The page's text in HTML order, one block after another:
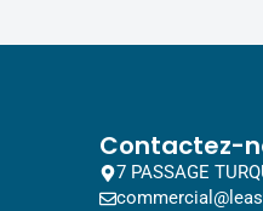
Contactez-
7 PASSAGE